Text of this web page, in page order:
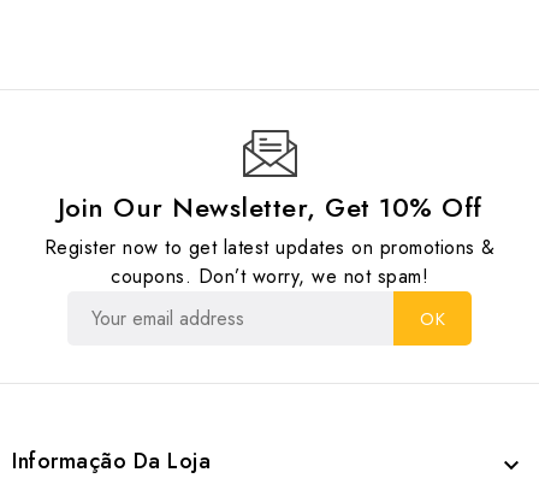
Join Our Newsletter, Get 10% Off
Register now to get latest updates on promotions &
coupons. Don’t worry, we not spam!
Informação Da Loja 